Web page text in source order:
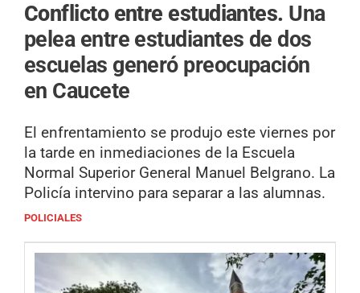
Conflicto entre estudiantes. Una
pelea entre estudiantes de dos
escuelas generó preocupación
en Caucete
El enfrentamiento se produjo este viernes por
la tarde en inmediaciones de la Escuela
Normal Superior General Manuel Belgrano. La
Policía intervino para separar a las alumnas.
POLICIALES